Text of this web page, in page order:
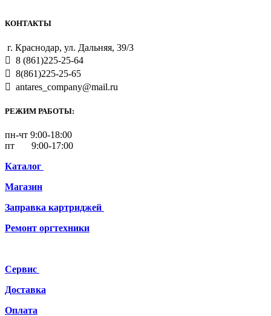
КОНТАКТЫ
г. Краснодар, ул. Дальняя, 39/3
8 (861)225-25-64
8(861)225-25-65
antares_company@mail.ru
РЕЖИМ РАБОТЫ:
пн-чт 9:00-18:00
пт 9:00-17:00
Каталог
Магазин
Заправка картриджей
Ремонт оргтехники
Сервис
Доставка
Оплата